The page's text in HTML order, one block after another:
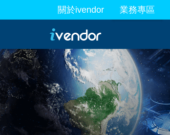
關於ivendor 業務專區
最新業務